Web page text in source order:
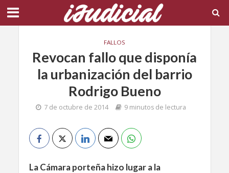
FALLOS
Revocan fallo que disponía
la urbanización del barrio
Rodrigo Bueno
7 de octubre de 2014 9 minutos de lectura
La Cámara porteña hizo lugar a la